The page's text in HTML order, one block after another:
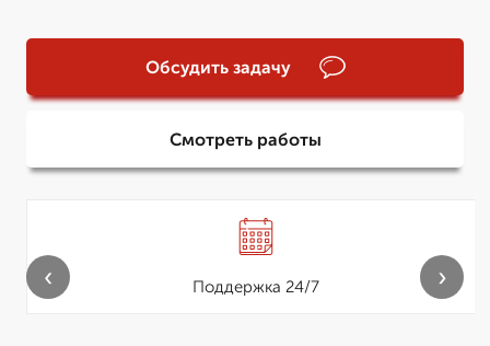
Обсудить задачу
Смотреть работы
Поддержка 24/7
‹ ›